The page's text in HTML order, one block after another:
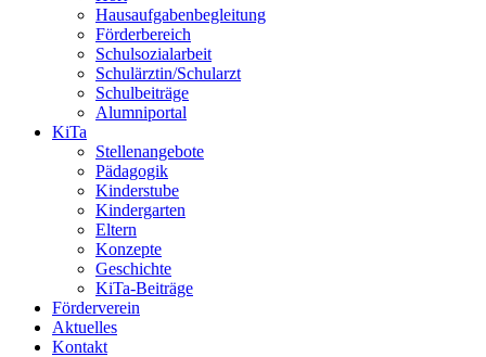
Hausaufgabenbegleitung
Förderbereich
Schulsozialarbeit
Schulärztin/Schularzt
Schulbeiträge
Alumniportal
KiTa
Stellenangebote
Pädagogik
Kinderstube
Kindergarten
Eltern
Konzepte
Geschichte
KiTa-Beiträge
Förderverein
Aktuelles
Kontakt